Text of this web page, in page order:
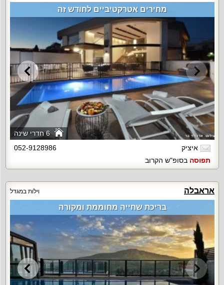
6 חדרי שינה
מחירים אטרקטיביים לחודש זה
איציק
052-9128986
תפוסה בסופ"ש הקרוב
אראבלה וילות במגדל
בריכת שחייה מחוממת ומקורה